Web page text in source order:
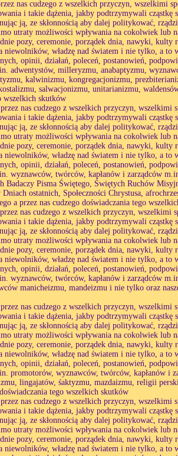
nas cudzego z wszelkich przyczyn, wszelkimi
i takie dążenia, jakby podtrzymywali cząstkę
ją, ze skłonnością aby dalej politykować,
utraty możliwości wpływania na cokolwiek lub
pozy, ceremonie, porządek dnia, nawyki, kulty
niewolników, władzę nad światem i nie tylko, a
opinii, działań, poleceń, postanowień,
adwentystów, milleryzmu, anabaptyzmu,
kalwinizmu, kongregacjonizmu,
salwacjonizmu, unitarianizmu,
wszelkich skutków
przez nas cudzego z wszelkich przyczyn,
i takie dążenia, jakby podtrzymywali cząstkę
ją, ze skłonnością aby dalej politykować,
utraty możliwości wpływania na cokolwiek lub
pozy, ceremonie, porządek dnia, nawyki, kulty
niewolników, władzę nad światem i nie tylko, a
opinii, działań, poleceń, postanowień,
wyznawców, twórców, kapłanów i zarządców
Badaczy Pisma Świętego, Świętych Ruchów
Dniach ostatnich, Społeczności Chrystusa,
a przez nas cudzego doświadczania tego
przez nas cudzego z wszelkich przyczyn,
i takie dążenia, jakby podtrzymywali cząstkę
ją, ze skłonnością aby dalej politykować,
utraty możliwości wpływania na cokolwiek lub
pozy, ceremonie, porządek dnia, nawyki, kulty
niewolników, władzę nad światem i nie tylko, a
opinii, działań, poleceń, postanowień,
wyznawców, twórców, kapłanów i zarządców
manicheizmu, mandeizmu i nie tylko oraz
przez nas cudzego z wszelkich przyczyn,
i takie dążenia, jakby podtrzymywali cząstkę
ją, ze skłonnością aby dalej politykować,
utraty możliwości wpływania na cokolwiek lub
pozy, ceremonie, porządek dnia, nawyki, kulty
niewolników, władzę nad światem i nie tylko, a
opinii, działań, poleceń, postanowień,
promotorów, wyznawców, twórców, kapłanów i
lingajatów, śaktyzmu, mazdaizmu, religii
tego wszelkich skutków
przez nas cudzego z wszelkich przyczyn,
i takie dążenia, jakby podtrzymywali cząstkę
ją, ze skłonnością aby dalej politykować,
utraty możliwości wpływania na cokolwiek lub
pozy, ceremonie, porządek dnia, nawyki, kulty
niewolników, władzę nad światem i nie tylko, a